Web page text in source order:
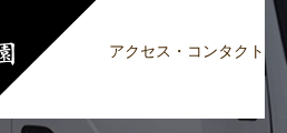
アクセス・コンタクト